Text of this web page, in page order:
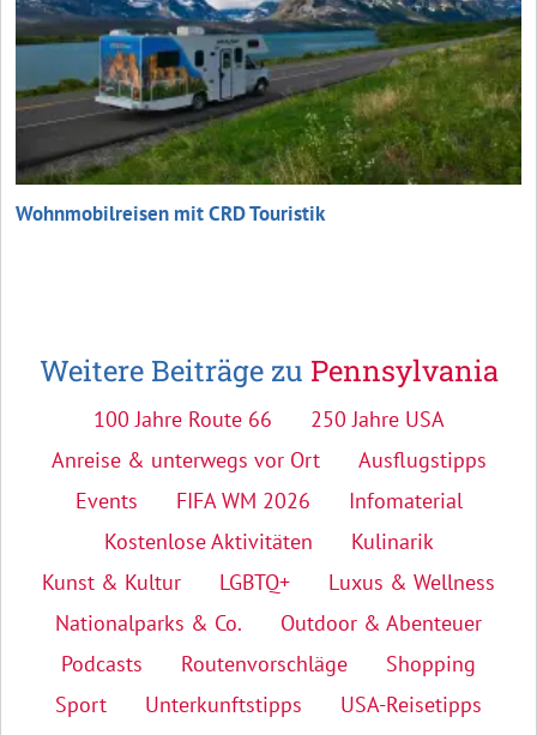
Wohnmobilreisen mit CRD Touristik
Weitere Beiträge zu Pennsylvania
100 Jahre Route 66
250 Jahre USA
Anreise & unterwegs vor Ort
Ausflugstipps
Events
FIFA WM 2026
Infomaterial
Kostenlose Aktivitäten
Kulinarik
Kunst & Kultur
LGBTQ+
Luxus & Wellness
Nationalparks & Co.
Outdoor & Abenteuer
Podcasts
Routenvorschläge
Shopping
Sport
Unterkunftstipps USA-Reisetipps